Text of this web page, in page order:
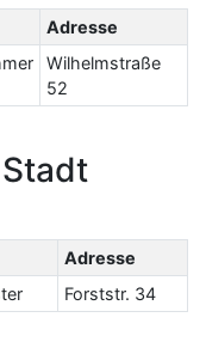
Adresse
Wilhelmstraße
52
Adresse
Forststr. 34